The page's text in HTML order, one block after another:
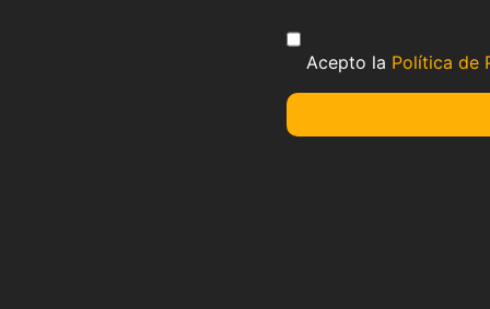
Acepto la Política de